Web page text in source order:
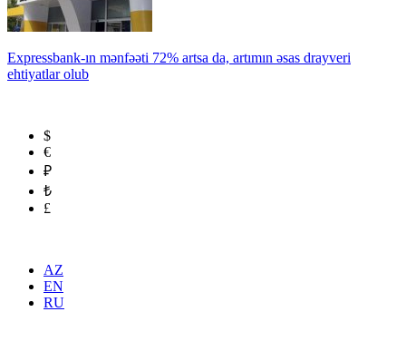
Expressbank-ın mənfəəti 72% artsa da, artımın əsas drayveri
ehtiyatlar olub
$
€
₽
₺
£
AZ
EN
RU